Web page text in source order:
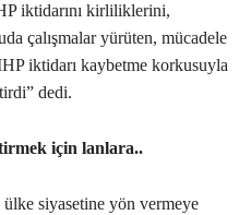
iktidarını kirliliklerini,
çalışmalar yürüten, mücadele
iktidarı kaybetme korkusuyla
dedi.
için lanlara..
siyasetine yön vermeye